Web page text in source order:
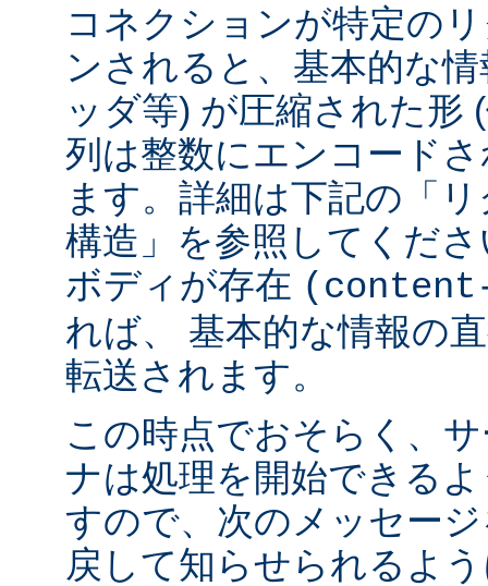
コネクションが特定の
ンされると、基本的な
ッダ等) が圧縮された形
列は整数にエンコード
ます。詳細は下記の「
構造」を参照してくだ
ボディが存在
れば、 基本的な情報の
転送されます。
この時点でおそらく、
ナは処理を開始できる
すので、次のメッセー
戻して知らせられるよ